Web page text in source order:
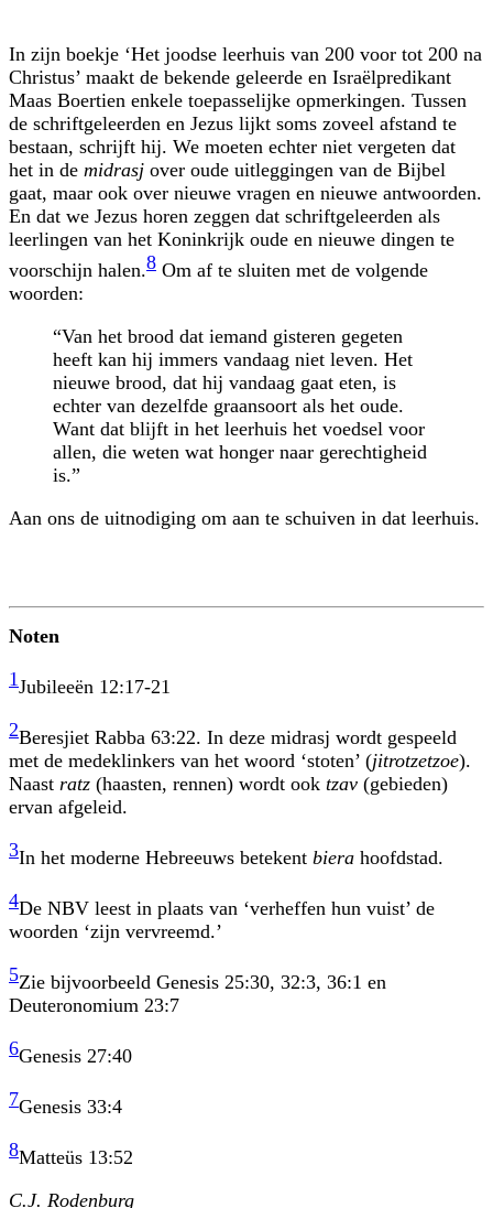
In zijn boekje ‘Het joodse leerhuis van 200 voor tot 200 na
Christus’ maakt de bekende geleerde en Israëlpredikant
Maas Boertien enkele toepasselijke op­merkingen. Tussen
de schriftgeleerden en Jezus lijkt soms zoveel afstand te
bestaan, schrijft hij. We moeten echter niet vergeten dat
het in de midrasj over oude uitleggingen van de Bijbel
gaat, maar ook over nieuwe vragen en nieuwe antwoorden.
En dat we Jezus horen zeggen dat schriftgeleerden als
leerlingen van het Koninkrijk oude en nieuwe dingen te
voorschijn halen.8 Om af te sluiten met de volgende
woorden:
“Van het brood dat iemand gisteren gegeten
heeft kan hij immers vandaag niet leven. Het
nieuwe brood, dat hij vandaag gaat eten, is
echter van dezelfde graansoort als het oude.
Want dat blijft in het leerhuis het voedsel voor
allen, die weten wat honger naar gerechtigheid
is.”
Aan ons de uitnodiging om aan te schuiven in dat leerhuis.
Noten
1Jubileeën 12:17-21
2Beresjiet Rabba 63:22. In deze midrasj wordt gespeeld
met de medeklinkers van het woord ‘stoten’ (jitrotzetzoe).
Naast ratz (haasten, rennen) wordt ook tzav (gebieden)
ervan afgeleid.
3In het moderne Hebreeuws betekent biera hoofdstad.
4De NBV leest in plaats van ‘verheffen hun vuist’ de
woorden ‘zijn vervreemd.’
5Zie bijvoorbeeld Genesis 25:30, 32:3, 36:1 en
Deuteronomium 23:7
6Genesis 27:40
7Genesis 33:4
8Matteüs 13:52
C.J. Rodenburg